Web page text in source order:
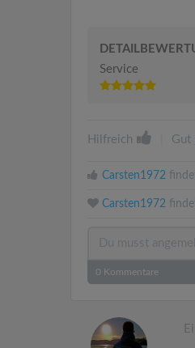
Service
Hilfreich Gut
Carsten1972
Carsten1972
0 Kommentare